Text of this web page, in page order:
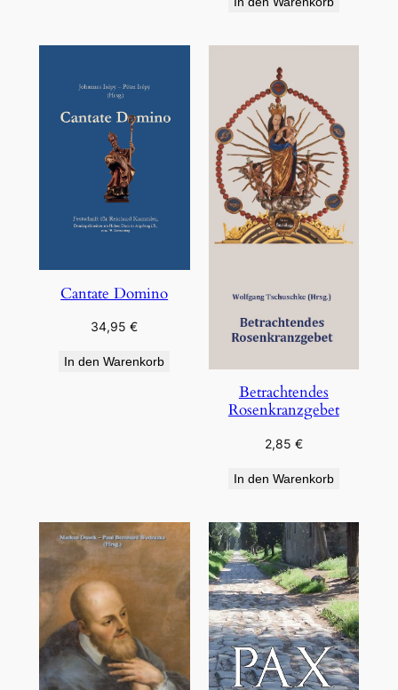
Cantate Domino
34,95€
In den Warenkorb
Betrachtendes
Rosenkranzgebet
2,85 €
In den Warenkorb